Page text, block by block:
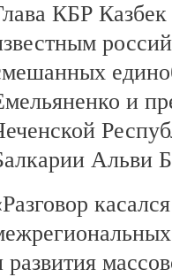
КБР Казбек
и
Альви
развития